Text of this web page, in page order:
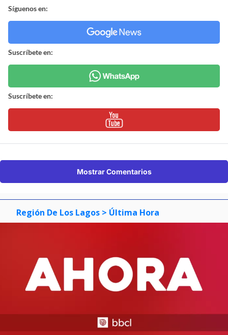
Síguenos en:
Suscríbete en:
Suscríbete en:
Mostrar Comentarios
Región De Los Lagos > Última Hora